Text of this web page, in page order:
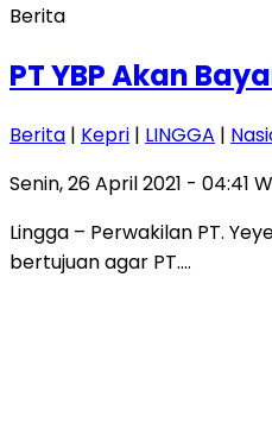
Berita
PT YBP Akan
Berita | Kepri | LINGGA |
Senin, 26 April 2021 - 04:41
Lingga – Perwakilan PT.
bertujuan agar PT….